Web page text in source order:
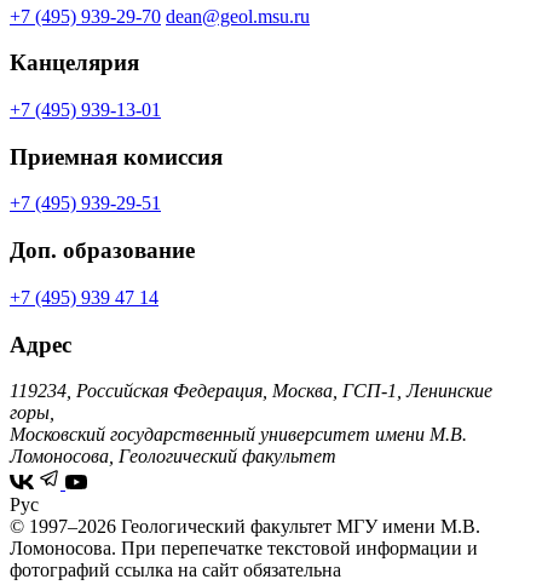
+7 (495) 939-29-70 dean@geol.msu.ru
Канцелярия
+7 (495) 939-13-01
Приемная комиссия
+7 (495) 939-29-51
Доп. образование
+7 (495) 939 47 14
Адрес
119234, Российская Федерация, Москва, ГСП-1, Ленинские
горы,
Московский государственный университет имени М.В.
Ломоносова, Геологический факультет
Рус
© 1997–2026 Геологический факультет МГУ имени М.В.
Ломоносова. При перепечатке текстовой информации и
фотографий ссылка на сайт обязательна